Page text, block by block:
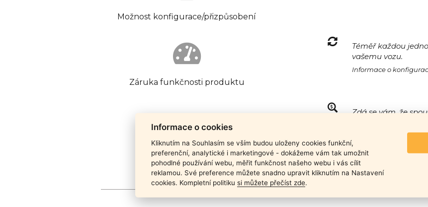
Možnost konfigurace/přizpůsobení
Záruka funkčnosti produktu
Téměř každou
vašemu vozu.
Informace o
Zdá se vám, že
Ano, máte pravdu!
Informace o cookies
Kliknutím na Souhlasím se vším budou uloženy cookies funkční,
preferenční, analytické i marketingové - dokážeme vám tak umožnit
pohodlné používání webu, měřit funkčnost našeho webu i vás cílit
reklamou. Své preference můžete snadno upravit kliknutím na Nastavení
cookies. Kompletní politiku si můžete přečíst zde.